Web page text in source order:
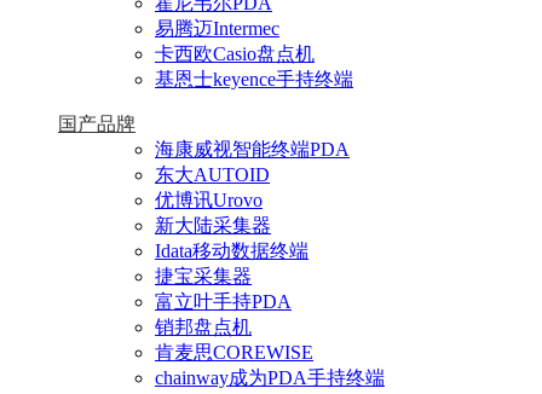
易腾迈Intermec
卡西欧Casio盘点机
基恩士keyence手持终端
国产品牌
海康威视智能终端PDA
东大AUTOID
优博讯Urovo
新大陆采集器
Idata移动数据终端
捷宝采集器
富立叶手持PDA
销邦盘点机
肯麦思COREWISE
chainway成为PDA手持终端